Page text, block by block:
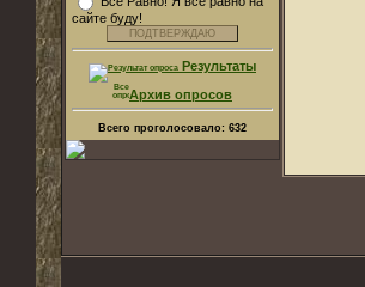
сайте буду!
Результаты
Архив опросов
Всего проголосовало: 632